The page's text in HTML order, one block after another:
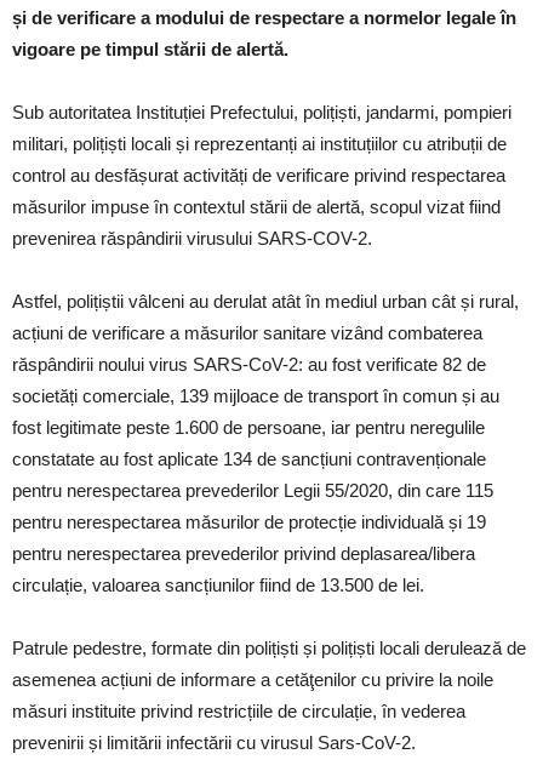
și de verificare a modului de respectare a normelor legale în
vigoare pe timpul stării de alertă.
Sub autoritatea Instituției Prefectului, polițiști, jandarmi, pompieri
militari, polițiști locali și reprezentanți ai instituțiilor cu atribuții de
control au desfășurat activități de verificare privind respectarea
măsurilor impuse în contextul stării de alertă, scopul vizat fiind
prevenirea răspândirii virusului SARS-COV-2.
Astfel, polițiștii vâlceni au derulat atât în mediul urban cât și rural,
acțiuni de verificare a măsurilor sanitare vizând combaterea
răspândirii noului virus SARS-CoV-2: au fost verificate 82 de
societăți comerciale, 139 mijloace de transport în comun și au
fost legitimate peste 1.600 de persoane, iar pentru neregulile
constatate au fost aplicate 134 de sancțiuni contravenționale
pentru nerespectarea prevederilor Legii 55/2020, din care 115
pentru nerespectarea măsurilor de protecție individuală și 19
pentru nerespectarea prevederilor privind deplasarea/libera
circulație, valoarea sancțiunilor fiind de 13.500 de lei.
Patrule pedestre, formate din polițiști și polițiști locali derulează de
asemenea acțiuni de informare a cetăţenilor cu privire la noile
măsuri instituite privind restricțiile de circulație, în vederea
prevenirii și limitării infectării cu virusul Sars-CoV-2.